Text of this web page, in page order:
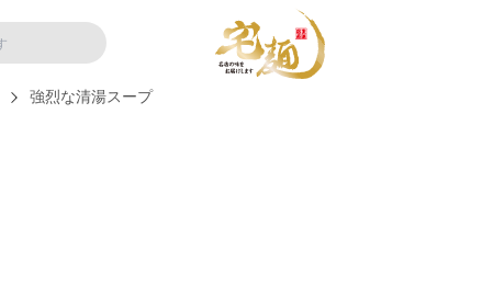
強烈な清湯スープ